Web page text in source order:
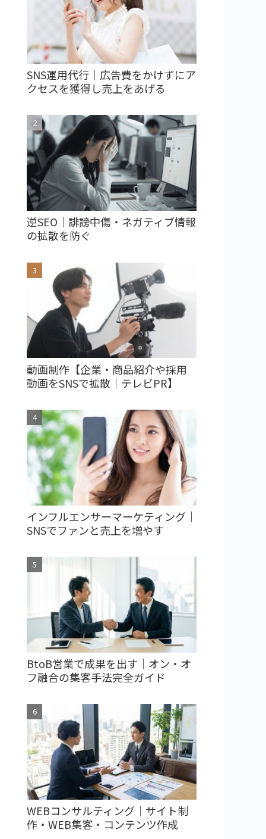
SNS運用代行｜広告費をかけずにア
クセスを獲得し売上をあげる
逆SEO｜誹謗中傷・ネガティブ情報
の拡散を防ぐ
動画制作【企業・商品紹介や採用
動画をSNSで拡散｜テレビPR】
インフルエンサーマーケティング｜
SNSでファンと売上を増やす
BtoB営業で成果を出す｜オン・オ
フ融合の集客手法完全ガイド
WEBコンサルティング｜サイト制
作・WEB集客・コンテンツ作成